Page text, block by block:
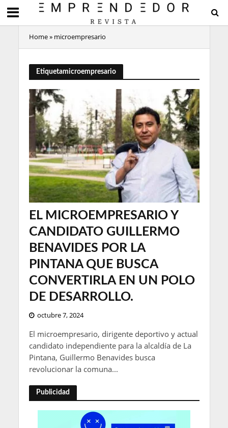
Home» microempresario
Etiquetamicroempresario
EL MICROEMPRESARIO Y
CANDIDATO GUILLERMO
BENAVIDES POR LA
PINTANA QUE BUSCA
CONVERTIRLA EN UN POLO
DE DESARROLLO.
octubre 7, 2024
El microempresario, dirigente deportivo y actual
candidato independiente para la alcaldía de La
Pintana, Guillermo Benavides busca
revolucionar la comuna...
Publicidad